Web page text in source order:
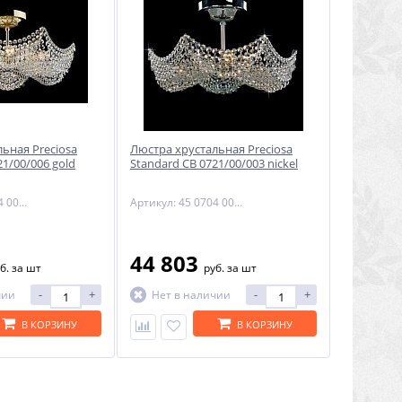
Preciosa
00/006 gold
Артикул: 45 0704 006 07 00 07 35
за шт
- +
В КОРЗИНУ
Люстра хрустальная Preciosa
Standard CB 0721/00/003 nickel
Артикул: 45 0704 003 04 00 01 01
44 803 руб.за шт
Нет в наличии
- +
В КОРЗИНУ